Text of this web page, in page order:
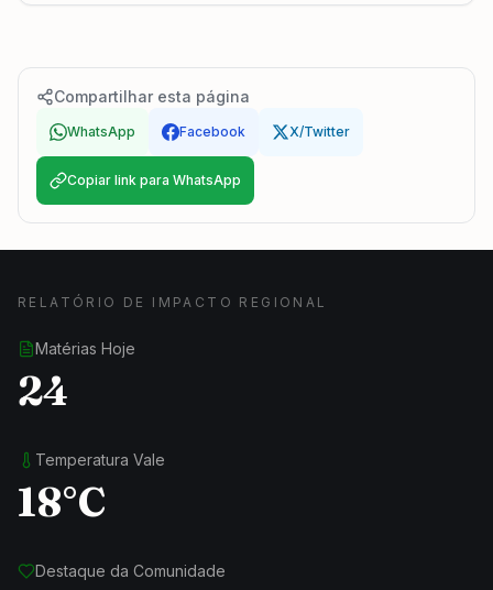
Compartilhar esta página
WhatsApp Facebook X/Twitter
Copiar link para WhatsApp
RELATÓRIO DE IMPACTO REGIONAL
Matérias Hoje
24
Temperatura Vale
18°C
Destaque da Comunidade